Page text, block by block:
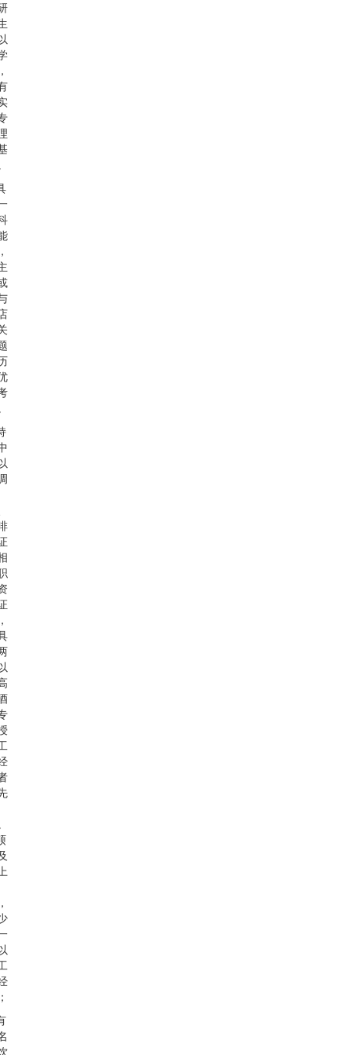
，
；